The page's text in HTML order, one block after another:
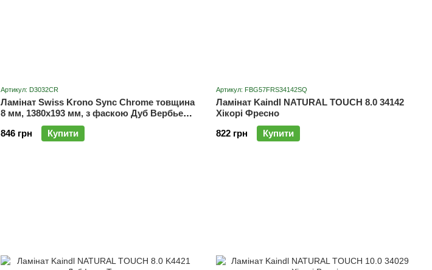
Артикул: D3032CR
Ламінат Swiss Krono Sync Chrome товщина
8 мм, 1380x193 мм, з фаскою Дуб Вербье
SYNC D3032CP
846 грн
Купити
Артикул: FBG57FRS34142SQ
Ламінат Kaindl NATURAL TOUCH 8.0 34142
Хікорі Фресно
822 грн
Купити